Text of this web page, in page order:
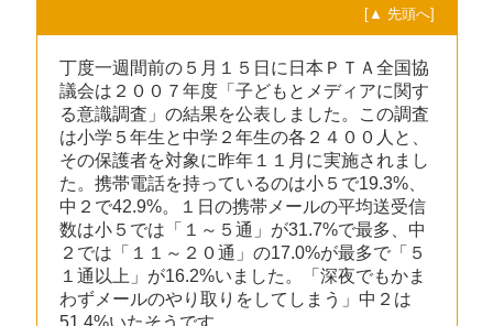
[▲ 先頭へ]
丁度一週間前の５月１５日に日本ＰＴＡ全国協
議会は２００７年度「子どもとメディアに関す
る意識調査」の結果を公表しました。この調査
は小学５年生と中学２年生の各２４００人と、
その保護者を対象に昨年１１月に実施されまし
た。携帯電話を持っているのは小５で19.3%、
中２で42.9%。１日の携帯メールの平均送受信
数は小５では「１～５通」が31.7%で最多、中
２では「１１～２０通」の17.0%が最多で「５
１通以上」が16.2%いました。「深夜でもかま
わずメールのやり取りをしてしまう」中２は
51.4%いたそうです。